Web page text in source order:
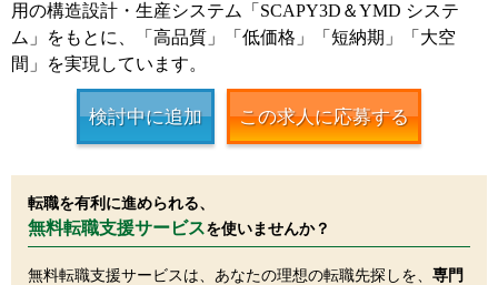
用の構造設計・生産システム「SCAPY3D＆YMD システ
ム」をもとに、「高品質」「低価格」「短納期」「大空
間」を実現しています。
検討中に追加 この求人に応募する
転職を有利に進められる、
無料転職支援サービスを使いませんか？
無料転職支援サービスは、あなたの理想の転職先探しを、 専門